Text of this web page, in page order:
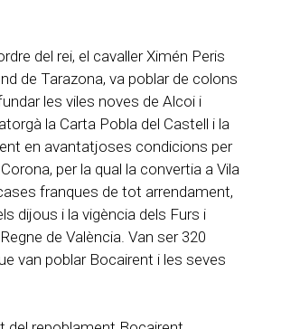
del rei, el cavaller Ximén Peris
de Tarazona, va poblar de colons
les viles noves de Alcoi i
la Carta Pobla del Castell i la
en avantatjoses condicions per
per la qual la convertia a Vila
franques de tot arrendament,
dijous i la vigència dels Furs i
de València. Van ser 320
van poblar Bocairent i les seves